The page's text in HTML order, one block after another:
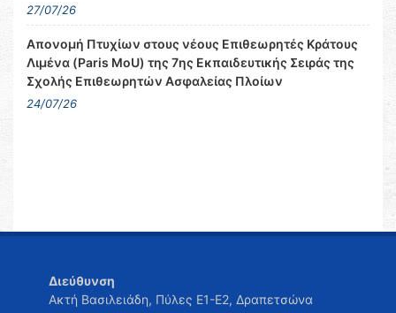
27/07/26
Απονομή Πτυχίων στους νέους Επιθεωρητές Κράτους
Λιμένα (Paris MoU) της 7ης Εκπαιδευτικής Σειράς της
Σχολής Επιθεωρητών Ασφαλείας Πλοίων
24/07/26
Διεύθυνση
Ακτή Βασιλειάδη, Πύλες Ε1-Ε2, Δραπετσώνα